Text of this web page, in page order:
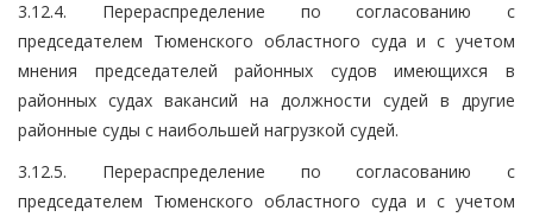
3.12.4. Перераспределение по согласованию с
председателем Тюменского областного суда и с учетом
мнения председателей районных судов имеющихся в
районных судах вакансий на должности судей в другие
районные суды с наибольшей нагрузкой судей.
3.12.5. Перераспределение по согласованию с
председателем Тюменского областного суда и с учетом